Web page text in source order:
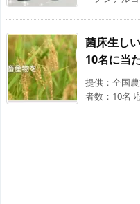
菌床生し
10名に当
提供：全国
者数：10名